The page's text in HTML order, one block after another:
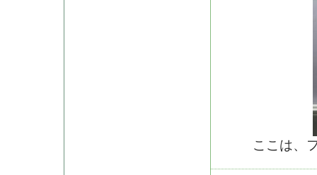
ここは、